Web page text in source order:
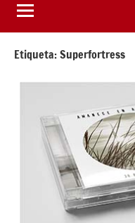
Etiqueta:Superfortress